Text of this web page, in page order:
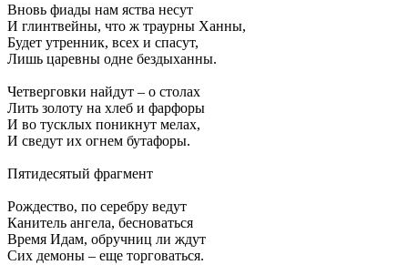
Вновь фиады нам яства несут
И глинтвейны, что ж траурны Ханны,
Будет утренник, всех и спасут,
Лишь царевны одне бездыханны.
Четверговки найдут – о столах
Лить золоту на хлеб и фарфоры
И во тусклых поникнут мелах,
И сведут их огнем бутафоры.
Пятидесятый фрагмент
Рождество, по серебру ведут
Канитель ангела, бесноваться
Время Идам, обручниц ли ждут
Сих демоны – еще торговаться.